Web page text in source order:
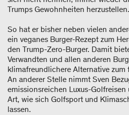
Trumps Gewohnheiten herzustellen.
So hat er bisher neben vielen
ein veganes Burger-Rezept zum
den Trump-Zero-Burger. Damit
Verwandten und allen anderen
klimafreundlichere Alternative
An anderer Stelle nimmt Sven
emissionsreichen Luxus-
Art, wie sich Golfsport und
lassen.